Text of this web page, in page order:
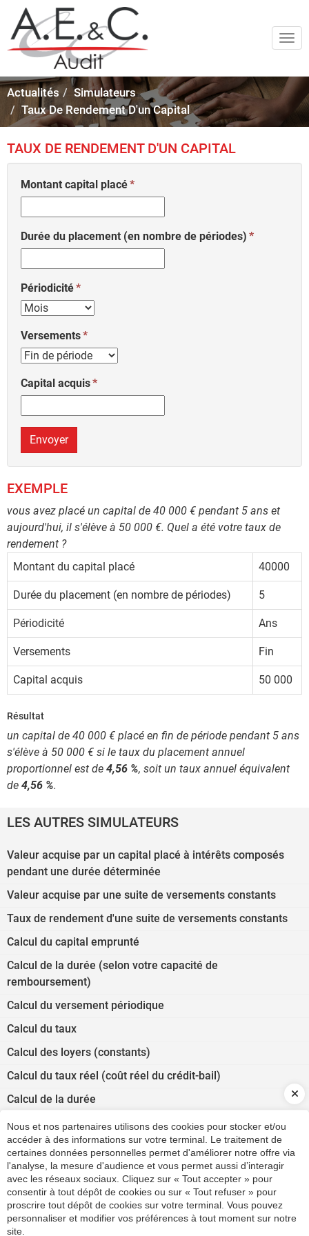
Actualités
Simulateurs
Taux De Rendement D'un Capital
TAUX DE RENDEMENT D'UN CAPITAL
Montant capital placé
Durée du placement (en nombre de périodes)
Périodicité
Versements
Capital acquis
Envoyer
EXEMPLE
vous avez placé un capital de 40 000 € pendant 5 ans et
aujourd'hui, il s'élève à 50 000 €. Quel a été votre taux de
rendement ?
Montant du capital placé
40000
Durée du placement (en nombre de périodes) 5
Périodicité Ans
Versements Fin
Capital acquis 50 000
Résultat
un capital de 40 000 € placé en fin de période pendant 5 ans
s'élève à 50 000 € si le taux du placement annuel
proportionnel est de 4,56 %, soit un taux annuel équivalent
de 4,56 %.
LES AUTRES SIMULATEURS
Valeur acquise par un capital placé à intérêts composés
pendant une durée déterminée
Valeur acquise par une suite de versements constants
Taux de rendement d'une suite de versements constants
Calcul du capital emprunté
Calcul de la durée (selon votre capacité de
remboursement)
Calcul du versement périodique
Calcul du taux
Calcul des loyers (constants)
Calcul du taux réel (coût réel du crédit-bail)
Calcul de la durée
Absences et congés du salarié
Correspondance jours ouvrés/jours ouvrables
Seuil de rentabilité (estimation rapide)
Calcul des frais kilométriques : véhicules automobiles
Versement transport
Nous et nos partenaires utilisons des cookies pour stocker et/ou
accéder à des informations sur votre terminal. Le traitement de
certaines données personnelles permet d'améliorer notre offre via
l'analyse, la mesure d'audience et vous permet aussi d’interagir
avec les réseaux sociaux. Cliquez sur « Tout accepter » pour
consentir à tout dépôt de cookies ou sur « Tout refuser » pour
proscrire tout dépôt de cookies sur votre terminal. Vous pouvez
personnaliser et modifier vos préférences à tout moment sur notre
site.